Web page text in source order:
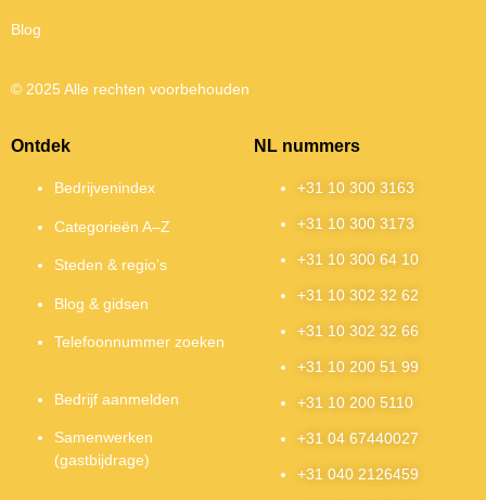
Blog
© 2025 Alle rechten voorbehouden
Ontdek
Bedrijvenindex
Categorieën A–Z
Steden & regio’s
Blog & gidsen
Telefoonnummer zoeken
Bedrijf aanmelden
Samenwerken
(gastbijdrage)
NL nummers
+31 10 300 3163
+31 10 300 3173
+31 10 300 64 10
+31 10 302 32 62
+31 10 302 32 66
+31 10 200 51 99
+31 10 200 5110
+31 04 67440027
+31 040 2126459